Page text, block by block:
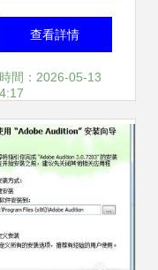
兩款高效電腦錄音
件推薦與制作全
攻略
查看詳情
間：2026-05-13